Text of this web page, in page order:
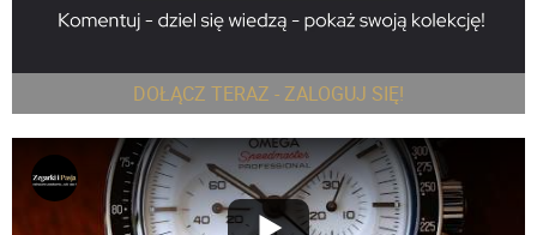
DOŁĄCZ TERAZ - ZALOGUJ SIĘ!